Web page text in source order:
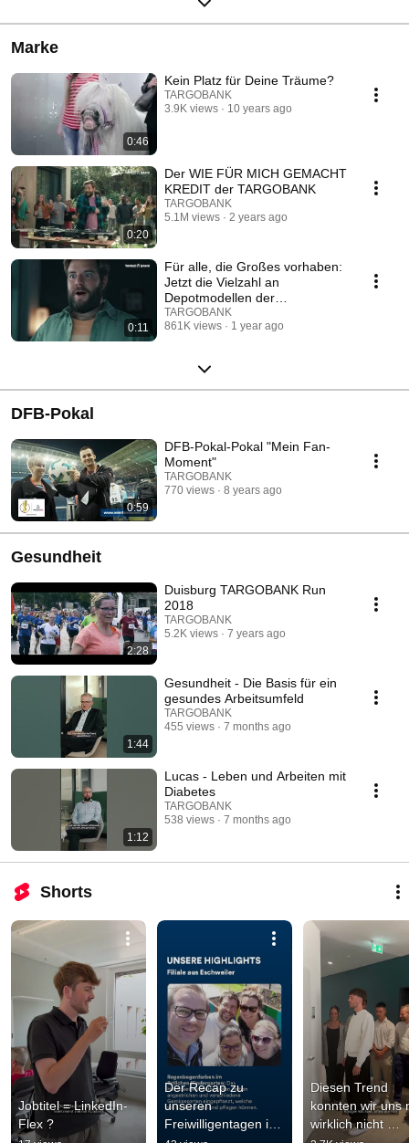
Marke
0:46
Kein Platz für Deine Träume?
TARGOBANK
3.9K views
10 years ago
0:20
Der WIE FÜR MICH GEMACHT
KREDIT der TARGOBANK
TARGOBANK
5.1M views
2 years ago
0:11
Für alle, die Großes vorhaben:
Jetzt die Vielzahl an
Depotmodellen der
TARGOBANK entdecken
TARGOBANK
861K views
1 year ago
DFB-Pokal
0:59
DFB-Pokal-Pokal "Mein Fan-
Moment"
TARGOBANK
770 views
8 years ago
Gesundheit
2:28
Duisburg TARGOBANK Run
2018
TARGOBANK
5.2K views
7 years ago
1:44
Gesundheit - Die Basis für ein
gesundes Arbeitsumfeld
TARGOBANK
455 views
7 months ago
1:12
Lucas - Leben und Arbeiten mit
Diabetes
TARGOBANK
538 views
7 months ago
Shorts
Jobtitel = LinkedIn-
Flex ?
Der Recap zu
unseren
Freiwilligentagen ist
Diesen Trend
konnten wir uns
wirklich nicht